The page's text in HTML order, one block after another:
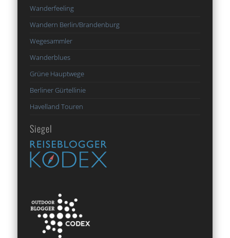
Wanderfeeling
Wandern Berlin/Brandenburg
Wegesammler
Wanderblues
Grüne Hauptwege
Berliner Gürtellinie
Havelland Touren
Siegel